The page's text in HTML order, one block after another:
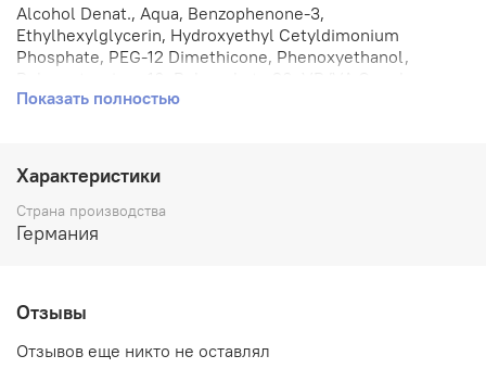
Alcohol Denat., Aqua, Benzophenone-3,
Ethylhexylglycerin, Hydroxyethyl Cetyldimonium
Phosphate, PEG-12 Dimethicone, Phenoxyethanol,
Parfum.
Показать полностью
Характеристики
Страна производства
Германия
Отзывы
Отзывов еще никто не оставлял